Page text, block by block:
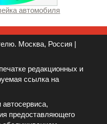
автомобиля
Москва, Россия |
редакционных и
ссылка на
предоставляющего